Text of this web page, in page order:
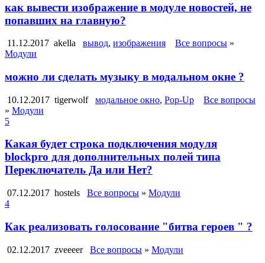
как вывести изображение в модуле новостей, не
попавших на главную?
11.12.2017 akella вывод, изображения Все вопросы »
Модули
можно ли сделать музыку в модальном окне ?
10.12.2017 tigerwolf модальное окно, Pop-Up
Все вопросы
» Модули
5
Какая будет строка подключения модуля
blockpro для дополнительных полей типа
Переключатель Да или Нет?
07.12.2017 hostels Все вопросы » Модули
4
Как реализовать голосование "битва героев " ?
02.12.2017 zveeeer Все вопросы » Модули